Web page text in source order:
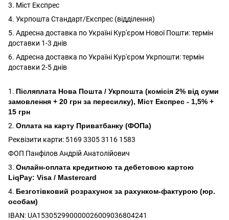
3. Міст Експрес
4. Укрпошта Стандарт/Експрес (відділення)
5. Адресна доставка по Україні Кур'єром Нової Пошти: термін
доставки 1-3 днів
6. Адресна доставка по Україні Кур'єром Укрпошти: термін
доставки 2-5 днів
1. Післяплата Нова Пошта / Укрпошта (комісія 2% від суми
замовлення + 20 грн за пересилку), Міст Експрес - 1,5% +
15 грн
2. Оплата на карту Приватбанку (ФОПа)
Реквізити карти: 5169 3305 3116 1583
ФОП Панфілов Андрій Анатолійович
3. Онлайн-оплата кредитною та дебетовою картою
LiqPay: Visa / Mastercard
4. Безготівковий розрахунок за рахунком-фактурою (юр.
особам)
IBAN: UA153052990000026009036804241